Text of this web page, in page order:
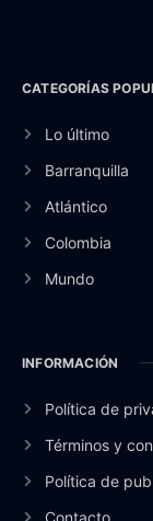
CATEGORÍAS
Lo último
Barranquilla
Atlántico
Colombia
Mundo
INFORMACIÓN
Política de
Términos y
Política de
Contacto